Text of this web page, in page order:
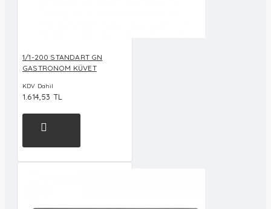
1/1-200 STANDART GN
GASTRONOM KÜVET
KDV Dahil
1.614,53 TL